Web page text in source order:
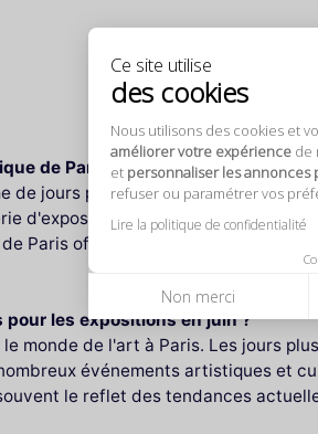
Ce site utilise
des cookies
Nous utilisons des cookies et
améliorer votre expérience de
et personnaliser les annonces
refuser ou paramétrer vos
Lire la politique de confidentialité
Non merci
de Paris en juin :
de jours plus longs et de
d'expositions variées, allant de
Paris offre son propre aperçu de
pour les expositions en juin ?
monde de l'art à Paris. Les jours
événements artistiques et
le reflet des tendances